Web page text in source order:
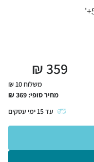
359
₪
משלוח 10 ₪
מחיר סופי: 369
₪
עד15 ימי עסקים